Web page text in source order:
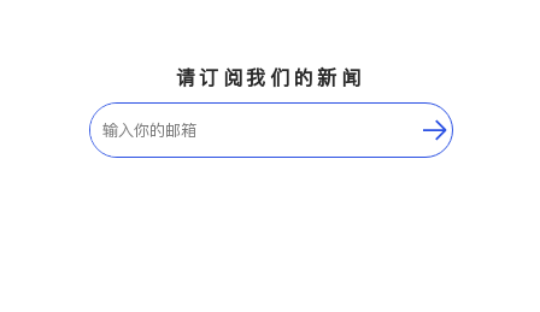
请订阅我们的新闻